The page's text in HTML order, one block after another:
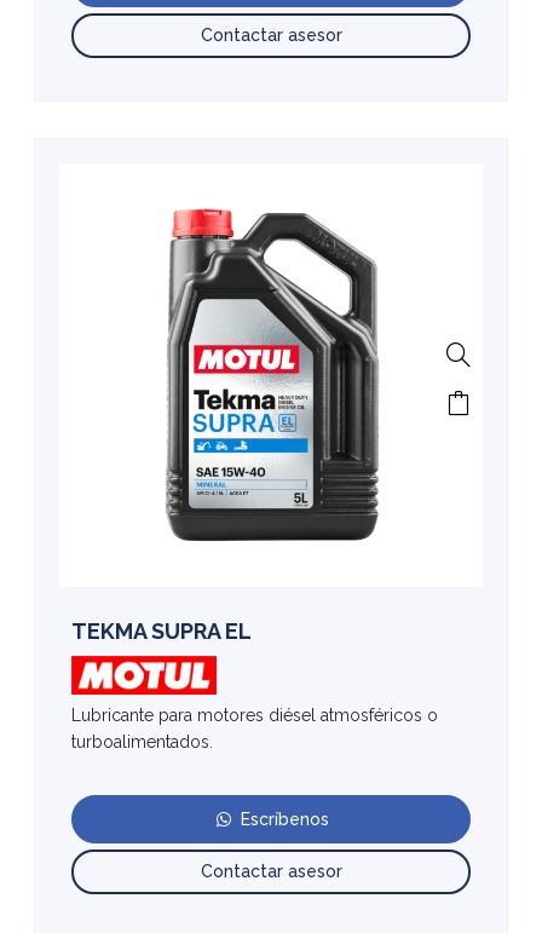
Contactar asesor
TEKMA SUPRA EL
Lubricante para motores diésel atmosféricos o
turboalimentados.
Escríbenos
Contactar asesor